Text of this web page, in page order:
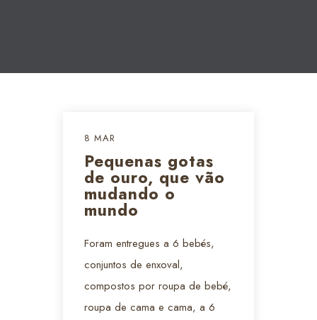
8 MAR
Pequenas gotas
de ouro, que vão
mudando o
mundo
Foram entregues a 6 bebés,
conjuntos de enxoval,
compostos por roupa de bebé,
roupa de cama e cama, a 6